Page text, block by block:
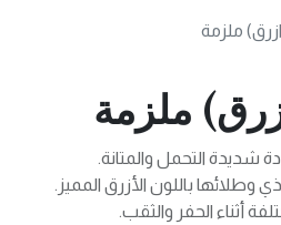
ملزمة
ملزمة
شديدة التحمل والمتانة.
وطلائها باللون الأزرق المميز.
أثناء الحفر والثقب.